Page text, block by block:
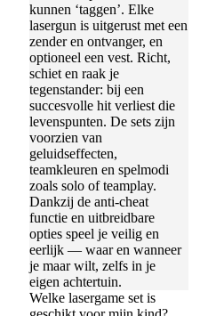
kunnen ‘taggen’. Elke
lasergun is uitgerust met een
zender en ontvanger, en
optioneel een vest. Richt,
schiet en raak je
tegenstander: bij een
succesvolle hit verliest die
levenspunten. De sets zijn
voorzien van
geluidseffecten,
teamkleuren en spelmodi
zoals solo of teamplay.
Dankzij de anti-cheat
functie en uitbreidbare
opties speel je veilig en
eerlijk — waar en wanneer
je maar wilt, zelfs in je
eigen achtertuin.
Welke lasergame set is